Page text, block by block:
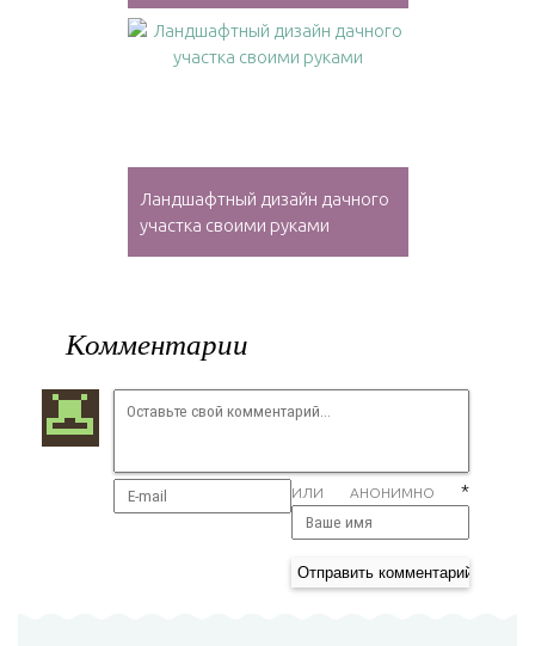
Ландшафтный дизайн дачного
участка своими руками
Комментарии
ИЛИ АНОНИМНО *